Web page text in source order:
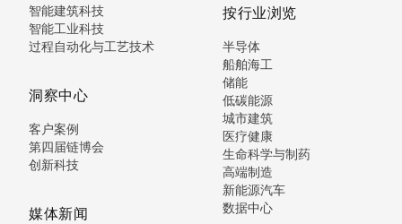
智能建筑科技
智能工业科技
过程自动化与工艺技术
洞察中心
客户案例
第四届链博会
创新科技
媒体新闻
按行业浏览
半导体
船舶海工
储能
低碳能源
城市建筑
医疗健康
生命科学与制药
高端制造
新能源汽车
数据中心